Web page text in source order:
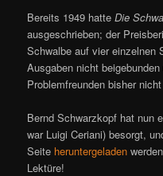
Bereits 1949 hatteDie
ausgeschrieben; der
Schwalbe auf vier einzelnen
Ausgaben nicht
Problemfreunden bisher
Bernd Schwarzkopf hat nun
war Luigi Ceriani) besorgt,
Seite heruntergeladen
Lektüre!